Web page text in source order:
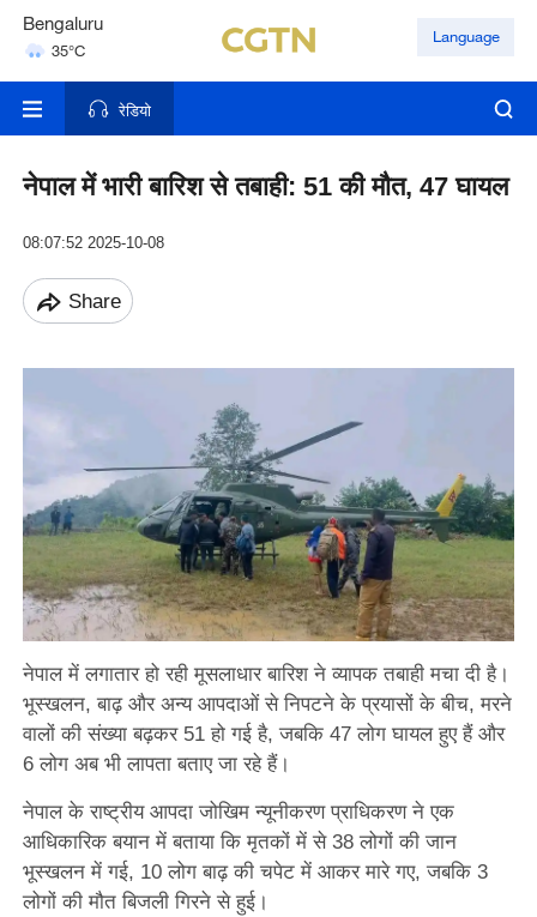
Bengaluru
35°C
Hyderabad
Language
रेडियो
नेपाल में भारी बारिश से तबाही: 51 की मौत, 47 घायल
08:07:52 2025-10-08
Share
नेपाल में लगातार हो रही मूसलाधार बारिश ने व्यापक तबाही मचा दी है।
भूस्खलन, बाढ़ और अन्य आपदाओं से निपटने के प्रयासों के बीच, मरने
वालों की संख्या बढ़कर 51 हो गई है, जबकि 47 लोग घायल हुए हैं और
6 लोग अब भी लापता बताए जा रहे हैं।
नेपाल के राष्ट्रीय आपदा जोखिम न्यूनीकरण प्राधिकरण ने एक
आधिकारिक बयान में बताया कि मृतकों में से 38 लोगों की जान
भूस्खलन में गई, 10 लोग बाढ़ की चपेट में आकर मारे गए, जबकि 3
लोगों की मौत बिजली गिरने से हुई।